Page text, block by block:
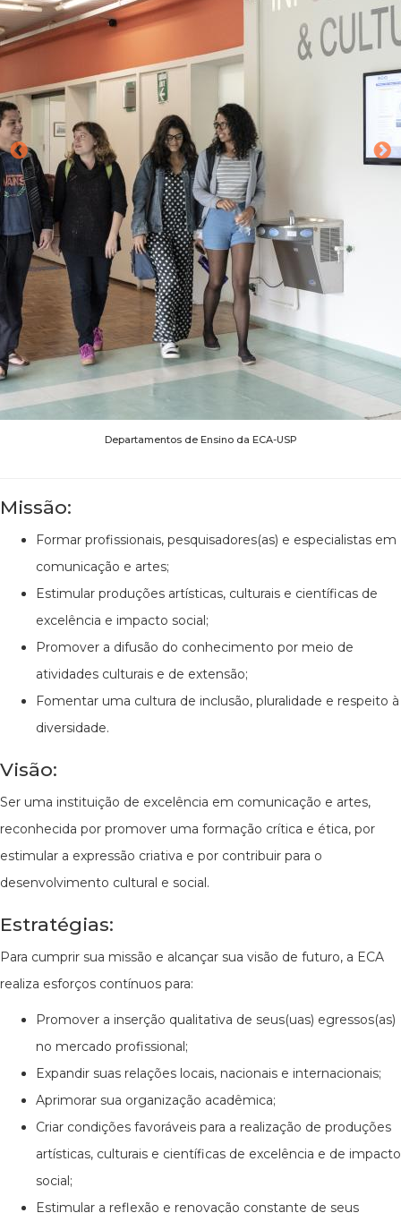
Departamentos de Ensino da ECA-USP
Missão:
Formar profissionais, pesquisadores(as) e especialistas em
comunicação e artes;
Estimular produções artísticas, culturais e científicas de
excelência e impacto social;
Promover a difusão do conhecimento por meio de
atividades culturais e de extensão;
Fomentar uma cultura de inclusão, pluralidade e respeito à
diversidade.
Visão:
Ser uma instituição de excelência em comunicação e artes,
reconhecida por promover uma formação crítica e ética, por
estimular a expressão criativa e por contribuir para o
desenvolvimento cultural e social.
Estratégias:
Para cumprir sua missão e alcançar sua visão de futuro, a ECA
realiza esforços contínuos para:
Promover a inserção qualitativa de seus(uas) egressos(as)
no mercado profissional;
Expandir suas relações locais, nacionais e internacionais;
Aprimorar sua organização acadêmica;
Criar condições favoráveis para a realização de produções
artísticas, culturais e científicas de excelência e de impacto
social;
Estimular a reflexão e renovação constante de seus